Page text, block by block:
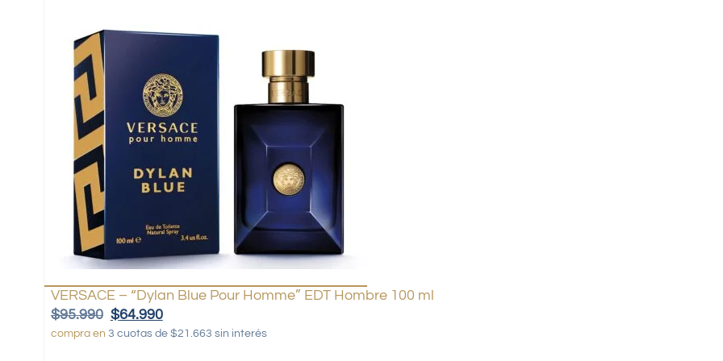
VERSACE – “Dylan Blue Pour Homme” EDT Hombre 100 ml
$95.990 $64.990
compra en 3 cuotas de $21.663 sin interés